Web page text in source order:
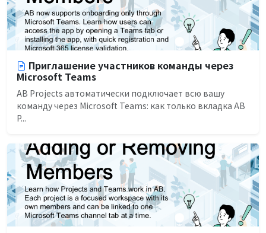
Приглашение участников команды через
Microsoft Teams
AB Projects автоматически подключает всю вашу
команду через Microsoft Teams: как только вкладка AB
P...